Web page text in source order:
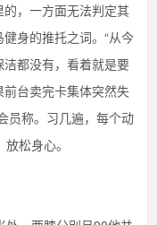
，一方面无法判定其
身的推托之词。“从今
都没有，看着就是要
台卖完卡集体突然失
员称。习几遍，每个动
松身心。